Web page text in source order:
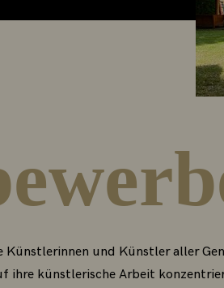
und Künstler aller
ihre künstlerische Arbeit